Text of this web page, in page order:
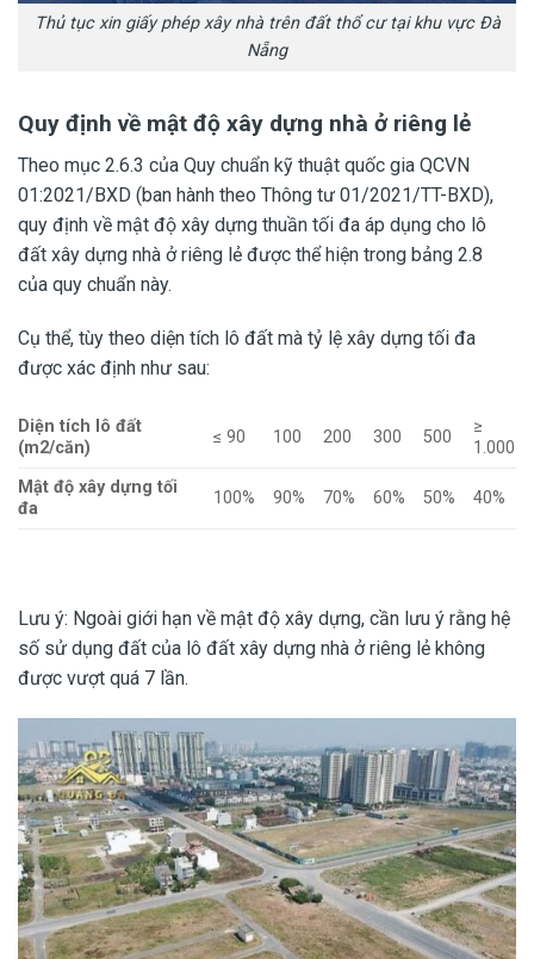
Thủ tục xin giấy phép xây nhà trên đất thổ cư tại khu vực Đà
Nẵng
Quy định về mật độ xây dựng nhà ở riêng lẻ
Theo mục 2.6.3 của Quy chuẩn kỹ thuật quốc gia QCVN
01:2021/BXD (ban hành theo Thông tư 01/2021/TT-BXD),
quy định về mật độ xây dựng thuần tối đa áp dụng cho lô
đất xây dựng nhà ở riêng lẻ được thể hiện trong bảng 2.8
của quy chuẩn này.
Cụ thể, tùy theo diện tích lô đất mà tỷ lệ xây dựng tối đa
được xác định như sau:
Diện tích lô đất
(m2/căn)
≤ 90 100 200 300 500
≥
1.000
Mật độ xây dựng tối
đa
100% 90% 70% 60% 50% 40%
Lưu ý: Ngoài giới hạn về mật độ xây dựng, cần lưu ý rằng hệ
số sử dụng đất của lô đất xây dựng nhà ở riêng lẻ không
được vượt quá 7 lần.